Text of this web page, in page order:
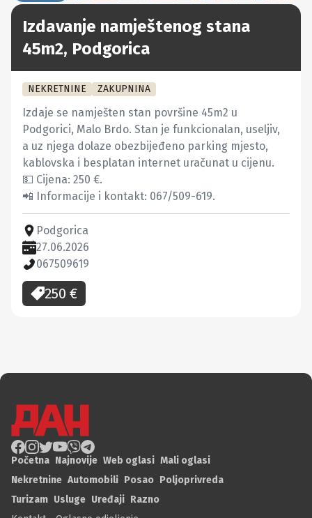
Izdavanje namještenog stana
45m2, Podgorica
NEKRETNINE ZAKUPNINA
Izdaje se namješten stan površine 45m2 u
Podgorici, Malo Brdo. Stan je funkcionalan, useljiv,
a uz njega dolaze obezbijeđeno parking mjesto,
kablovska i besplatan internet uračunat u cijenu.
💵 Cijena: 250 €.
📲 Informacije i kontakt: 067/509-619.
Podgorica
27.06.2026
067509619
250 €
Početna Najnovije Web oglasi Mali oglasi
Nekretnine Automobili Posao Poljoprivreda
Turizam Usluge Uređaji Razno